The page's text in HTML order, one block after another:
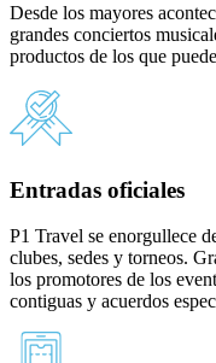
Desde los mayores
grandes conciertos
productos de los que
Entradas oficiales
P1 Travel se enorgullece
clubes, sedes y torneos.
los promotores de los
contiguas y acuerdos